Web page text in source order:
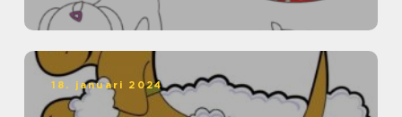
18. januari 2024